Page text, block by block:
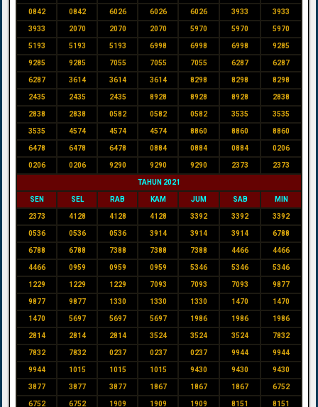
0842 0842 6026 6026 6026 3933 3933
3933 2070 2070 2070 5970 5970 5970
5193 5193 5193 6998 6998 6998 9285
9285 9285 7055 7055 7055 6287 6287
6287 3614 3614 3614 8298 8298 8298
2435 2435 2435 8928 8928 8928 2838
2838 2838 0582 0582 0582 3535 3535
3535 4574 4574 4574 8860 8860 8860
6478 6478 6478 0884 0884 0884 0206
0206 0206 9290 9290 9290 2373 2373
TAHUN 2021
SEN SEL RAB KAM JUM SAB MIN
2373 4128 4128 4128 3392 3392 3392
0536 0536 0536 3914 3914 3914 6788
6788 6788 7388 7388 7388 4466 4466
4466 0959 0959 0959 5346 5346 5346
1229 1229 1229 7093 7093 7093 9877
9877 9877 1330 1330 1330 1470 1470
1470 5697 5697 5697 1986 1986 1986
2814 2814 2814 3524 3524 3524 7832
7832 7832 0237 0237 0237 9944 9944
9944 1015 1015 1015 9430 9430 9430
3877 3877 3877 1867 1867 1867 6752
6752 6752 1909 1909 1909 8151 8151